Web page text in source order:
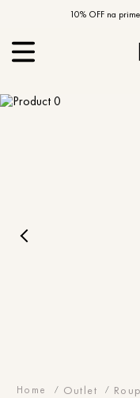
PIX
10% OFF na
Outlet